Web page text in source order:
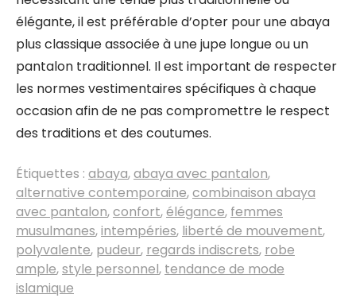
élégante, il est préférable d’opter pour une abaya
plus classique associée à une jupe longue ou un
pantalon traditionnel. Il est important de respecter
les normes vestimentaires spécifiques à chaque
occasion afin de ne pas compromettre le respect
des traditions et des coutumes.
Étiquettes : abaya,abaya avec pantalon,
alternative contemporaine,combinaison abaya
avec pantalon,confort,élégance, femmes
musulmanes,intempéries, liberté de mouvement,
polyvalente, pudeur, regards indiscrets, robe
ample,style personnel, tendance de mode
islamique